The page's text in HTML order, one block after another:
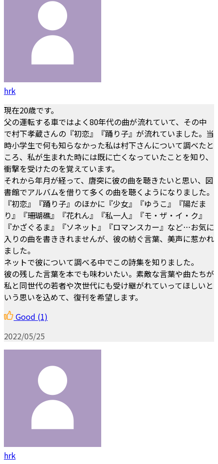
hrk
現在20歳です。
父の運転する車ではよく80年代の曲が流れていて、その中
で村下孝蔵さんの『初恋』『踊り子』が流れていました。当
時小学生で何も知らなかった私は村下さんについて調べたと
ころ、私が生まれた時には既に亡くなっていたことを知り、
衝撃を受けたのを覚えています。
それから年月が経って、唐突に彼の曲を聴きたいと思い、図
書館でアルバムを借りて多くの曲を聴くようになりました。
『初恋』『踊り子』のほかに『少女』『ゆうこ』『陽だま
り』『珊瑚礁』『花れん』『私一人』『モ・ザ・イ・ク』
『かざぐるま』『ソネット』『ロマンスカー』など…お気に
入りの曲を書ききれませんが、彼の紡ぐ言葉、美声に惹かれ
ました。
ネットで彼について調べる中でこの詩集を知りました。
彼の残した言葉を本でも味わいたい。素敵な言葉や曲たちが
私と同世代の若者や次世代にも受け継がれていってほしいと
いう思いを込めて、復刊を希望します。
Good (1)
2022/05/25
hrk